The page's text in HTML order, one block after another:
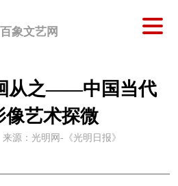
百象文艺网
从之——中国当代
像艺术探微
来源：光明网-《光明日报》